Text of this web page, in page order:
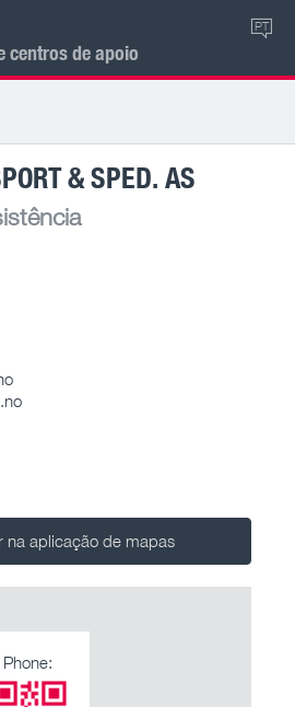
centros de apoio
PT
& SPED. AS
na aplicação de mapas